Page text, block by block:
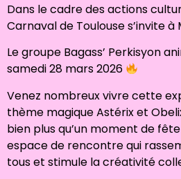
Dans le cadre des actions
Carnaval de Toulouse s’invite
Le groupe Bagass’ Perkisyon
samedi 28 mars 2026
Venez nombreux vivre cette
thème magique Astérix et
bien plus qu’un moment de
espace de rencontre qui
tous et stimule la créativité